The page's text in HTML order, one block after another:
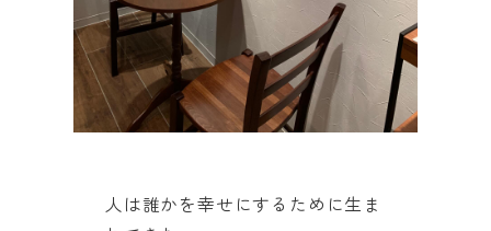
人は誰かを幸せにするために生ま